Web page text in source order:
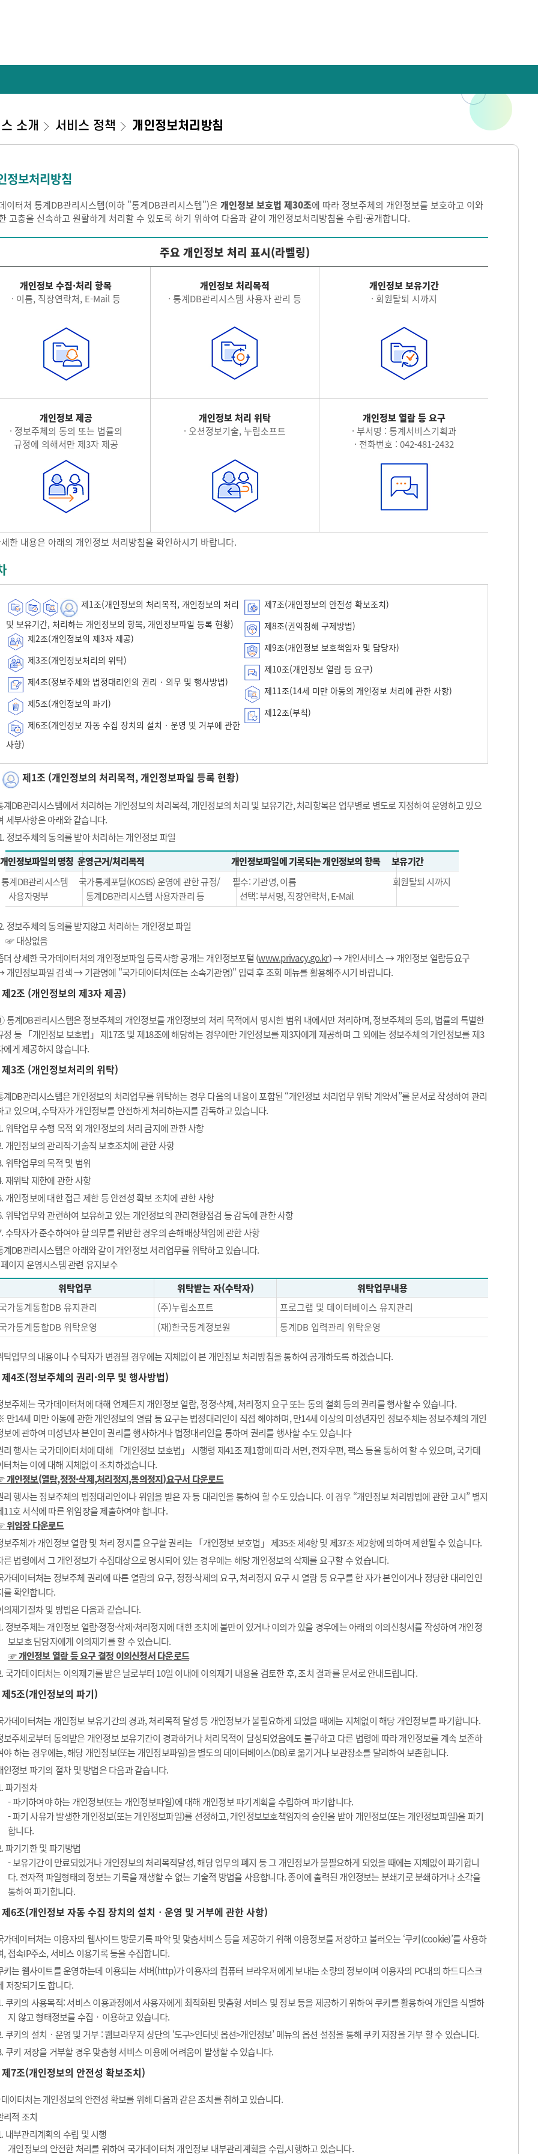
소개 서비스 정책 개인정보처리방침
정보처리방침
이터처 통계DB관리시스템(이하 "통계DB관리시스템")은 개인정보 보호법 제30조에 따라 정보주체의 개인정보를 보호하고 이와
고충을 신속하고 원활하게 처리할 수 있도록 하기 위하여 다음과 같이 개인정보처리방침을 수립·공개합니다.
주요 개인정보 처리 표시(라벨링)
개인정보 수집·처리 항목
· 이름, 직장연락처, E-Mail 등
개인정보 처리목적
· 통계DB관리시스템 사용자 관리 등
개인정보 보유기간
· 회원탈퇴 시까지
개인정보 제공
· 정보주체의 동의 또는 법률의
규정에 의해서만 제3자 제공
개인정보 처리 위탁
· 오션정보기술, 누림소프트
개인정보 열람 등 요구
· 부서명 : 통계서비스기획과
· 전화번호 : 042-481-2432
한 내용은 아래의 개인정보 처리방침을 확인하시기 바랍니다.
제1조(개인정보의 처리목적, 개인정보의 처리
및 보유기간, 처리하는 개인정보의 항목, 개인정보파일 등록 현황)
제2조(개인정보의 제3자 제공)
제3조(개인정보처리의 위탁)
제4조(정보주체와 법정대리인의 권리‧의무 및 행사방법)
제5조(개인정보의 파기)
제6조(개인정보 자동 수집 장치의 설치‧운영 및 거부에 관한
사항)
제7조(개인정보의 안전성 확보조치)
제8조(권익침해 구제방법)
제9조(개인정보 보호책임자 및 담당자)
제10조(개인정보 열람 등 요구)
제11조(14세 미만 아동의 개인정보 처리에 관한 사항)
제12조(부칙)
제1조 (개인정보의 처리목적, 개인정보파일 등록 현황)
DB관리시스템에서 처리하는 개인정보의 처리목적, 개인정보의 처리 및 보유기간, 처리항목은 업무별로 별도로 지정하여 운영하고 있으
세부사항은 아래와 같습니다.
정보주체의 동의를 받아 처리하는 개인정보 파일
개인정보파일의 명칭 운영근거/처리목적 개인정보파일에 기록되는 개인정보의 항목
보유기간
통계DB관리시스템
사용자명부
국가통계포털(KOSIS) 운영에 관한 규정/
통계DB관리시스템 사용자관리 등
필수: 기관명, 이름
선택: 부서명, 직장연락처, E-Mail
회원탈퇴 시까지
정보주체의 동의를 받지않고 처리하는 개인정보 파일
☞ 대상없음
상세한 국가데이터처의 개인정보파일 등록사항 공개는 개인정보포털 (www.privacy.go.kr) → 개인서비스 → 개인정보 열람등요구
개인정보파일 검색 → 기관명에 "국가데이터처(또는 소속기관명)" 입력 후 조회 메뉴를 활용해주시기 바랍니다.
제2조 (개인정보의 제3자 제공)
통계DB관리시스템은 정보주체의 개인정보를 개인정보의 처리 목적에서 명시한 범위 내에서만 처리하며, 정보주체의 동의, 법률의 특별한
정 등 「개인정보 보호법」 제17조 및 제18조에 해당하는 경우에만 개인정보를 제3자에게 제공하며 그 외에는 정보주체의 개인정보를 제3
에게 제공하지 않습니다.
제3조 (개인정보처리의 위탁)
DB관리시스템은 개인정보의 처리업무를 위탁하는 경우 다음의 내용이 포함된 “개인정보 처리업무 위탁 계약서”를 문서로 작성하여 관리
고 있으며, 수탁자가 개인정보를 안전하게 처리하는지를 감독하고 있습니다.
위탁업무 수행 목적 외 개인정보의 처리 금지에 관한 사항
개인정보의 관리적·기술적 보호조치에 관한 사항
위탁업무의 목적 및 범위
재위탁 제한에 관한 사항
개인정보에 대한 접근 제한 등 안전성 확보 조치에 관한 사항
위탁업무와 관련하여 보유하고 있는 개인정보의 관리현황점검 등 감독에 관한 사항
수탁자가 준수하여야 할 의무를 위반한 경우의 손해배상책임에 관한 사항
DB관리시스템은 아래와 같이 개인정보 처리업무를 위탁하고 있습니다.
이지 운영시스템 관련 유지보수
위탁업무
위탁받는 자(수탁자)
위탁업무내용
가통계통합DB 유지관리
(주)누림소프트
프로그램 및 데이터베이스 유지관리
가통계통합DB 위탁운영
(재)한국통계정보원 통계DB 입력관리 위탁운영
업무의 내용이나 수탁자가 변경될 경우에는 지체없이 본 개인정보 처리방침을 통하여 공개하도록 하겠습니다.
제4조(정보주체의 권리·의무 및 행사방법)
주체는 국가데이터처에 대해 언제든지 개인정보 열람, 정정·삭제, 처리정지 요구 또는 동의 철회 등의 권리를 행사할 수 있습니다.
만14세 미만 아동에 관한 개인정보의 열람 등 요구는 법정대리인이 직접 해야하며, 만14세 이상의 미성년자인 정보주체는 정보주체의 개인
보에 관하여 미성년자 본인이 권리를 행사하거나 법정대리인을 통하여 권리를 행사할 수도 있습니다
행사는 국가데이터처에 대해 「개인정보 보호법」 시행령 제41조 제1항에 따라 서면, 전자우편, 팩스 등을 통하여 할 수 있으며, 국가데
터처는 이에 대해 지체없이 조치하겠습니다.
개인정보(열람,정정·삭제,처리정지,동의정지)요구서 다운로드
행사는 정보주체의 법정대리인이나 위임을 받은 자 등 대리인을 통하여 할 수도 있습니다. 이 경우 “개인정보 처리방법에 관한 고시” 별지
11호 서식에 따른 위임장을 제출하여야 합니다.
위임장 다운로드
주체가 개인정보 열람 및 처리 정지를 요구할 권리는 「개인정보 보호법」 제35조 제4항 및 제37조 제2항에 의하여 제한될 수 있습니다.
법령에서 그 개인정보가 수집대상으로 명시되어 있는 경우에는 해당 개인정보의 삭제를 요구할 수 었습니다.
데이터처는 정보주체 권리에 따른 열람의 요구, 정정·삭제의 요구, 처리정지 요구 시 열람 등 요구를 한 자가 본인이거나 정당한 대리인인
를 확인합니다.
제기절차 및 방법은 다음과 같습니다.
정보주체는 개인정보 열람·정정·삭제·처리정지에 대한 조치에 불만이 있거나 이의가 있을 경우에는 아래의 이의신청서를 작성하여 개인정
보보호 담당자에게 이의제기를 할 수 있습니다.
☞ 개인정보 열람 등 요구 결정 이의신청서 다운로드
국가데이터처는 이의제기를 받은 날로부터 10일 이내에 이의제기 내용을 검토한 후, 조치 결과를 문서로 안내드립니다.
제5조(개인정보의 파기)
데이터처는 개인정보 보유기간의 경과, 처리목적 달성 등 개인정보가 불필요하게 되었을 때에는 지체없이 해당 개인정보를 파기합니다.
주체로부터 동의받은 개인정보 보유기간이 경과하거나 처리목적이 달성되었음에도 불구하고 다른 법령에 따라 개인정보를 계속 보존하
야 하는 경우에는, 해당 개인정보(또는 개인정보파일)을 별도의 데이터베이스(DB)로 옮기거나 보관장소를 달리하여 보존합니다.
정보 파기의 절차 및 방법은 다음과 같습니다.
파기절차
- 파기하여야 하는 개인정보(또는 개인정보파일)에 대해 개인정보 파기계획을 수립하여 파기합니다.
- 파기 사유가 발생한 개인정보(또는 개인정보파일)를 선정하고, 개인정보보호책임자의 승인을 받아 개인정보(또는 개인정보파일)을 파기
합니다.
파기기한 및 파기방법
- 보유기간이 만료되었거나 개인정보의 처리목적달성, 해당 업무의 폐지 등 그 개인정보가 불필요하게 되었을 때에는 지체없이 파기합니
다. 전자적 파일형태의 정보는 기록을 재생할 수 없는 기술적 방법을 사용합니다. 종이에 출력된 개인정보는 분쇄기로 분쇄하거나 소각을
통하여 파기합니다.
제6조(개인정보 자동 수집 장치의 설치ㆍ운영 및 거부에 관한 사항)
데이터처는 이용자의 웹사이트 방문기록 파악 및 맞춤서비스 등을 제공하기 위해 이용정보를 저장하고 불러오는 ‘쿠키(cookie)’를 사용하
, 접속IP주소, 서비스 이용기록 등을 수집합니다.
는 웹사이트를 운영하는데 이용되는 서버(http)가 이용자의 컴퓨터 브라우저에게 보내는 소량의 정보이며 이용자의 PC내의 하드디스크
저장되기도 합니다.
쿠키의 사용목적: 서비스 이용과정에서 사용자에게 최적화된 맞춤형 서비스 및 정보 등을 제공하기 위하여 쿠키를 활용하여 개인을 식별하
지 않고 형태정보를 수집‧이용하고 있습니다.
쿠키의 설치ㆍ운영 및 거부 : 웹브라우저 상단의 ‘도구>인터넷 옵션>개인정보’ 메뉴의 옵션 설정을 통해 쿠키 저장을 거부 할 수 있습니다.
쿠키 저장을 거부할 경우 맞춤형 서비스 이용에 어려움이 발생할 수 있습니다.
제7조(개인정보의 안전성 확보조치)
이터처는 개인정보의 안전성 확보를 위해 다음과 같은 조치를 취하고 있습니다.
적 조치
내부관리계획의 수립 및 시행
개인정보의 안전한 처리를 위하여 국가데이터처 개인정보 내부관리계획을 수립,시행하고 있습니다.